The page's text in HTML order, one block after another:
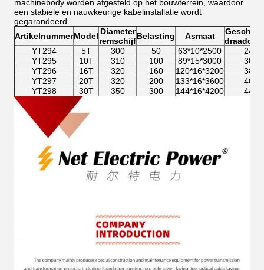
machinebody worden afgesteld op het bouwterrein, waardoor
een stabiele en nauwkeurige kabelinstallatie wordt
gegarandeerd.
ArtikelnummerModel Diameter
remschijfBelasting Asmaat
Geschikt
YT294
5T 300 50 63*10*2500
2400
YT295
10T 310 100 89*15*3000
3000
YT296
16T 320 160 120*16*3200
3800
YT297
20T 320 200 133*16*3600
4000
YT298
30T 350 300 144*16*4200 4400